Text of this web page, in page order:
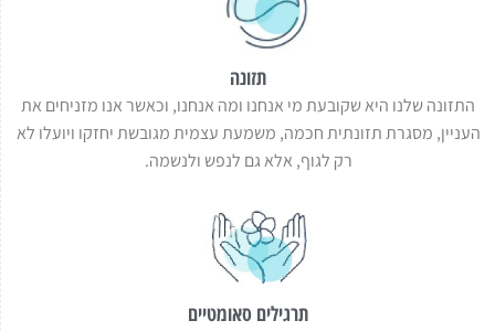
תזונה
התזונה שלנו היא שקובעת מי אנחנו ומה אנחנו, וכאשר אנו מזניחים את
העניין, מסגרת תזונתית חכמה, משמעת עצמית מגובשת יחזקו ויועלו לא
רק לגוף, אלא גם לנפש ולנשמה.
תרגילים סאומטיים